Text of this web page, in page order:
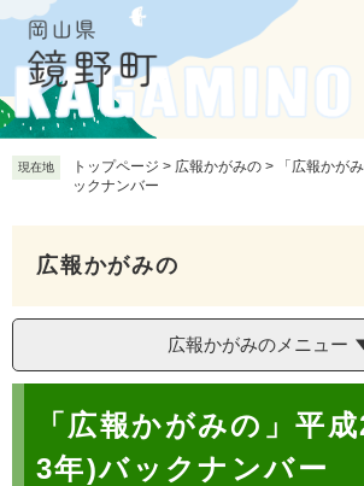
先
頭
を
飛
現在地 トップページ > 広報かがみの >
「広報かが
ックナンバー
広報かがみの
広報かがみのメニュー
「広報かがみの」平
3年)バックナンバー